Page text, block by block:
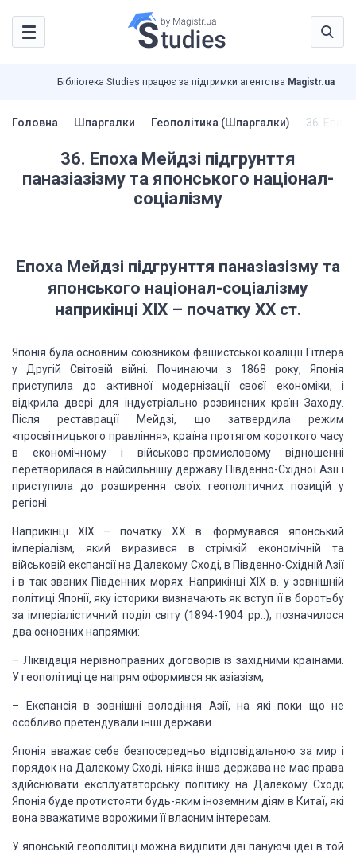
Бібліотека Studies працює за підтримки агентства Magistr.ua
Головна Шпаргалки Геополітика (Шпаргалки) 36. Епоха
36. Епоха Мейдзі підгрунття
паназіазізму та японського націонал-
соціалізму
Епоха Мейдзі підгрунття паназіазізму та
японського націонал-соціалізму
наприкінці ХІХ – початку ХХ ст.
Японія була основним союзником фашистськоїкоаліції Гітлера
у Другій Світовій війні. Починаючи з 1868 року, Японія
приступила до активної модернізації своєї економіки, і
відкрила двері для індустріально розвиненихкраїн Заходу.
Після реставрації Мейдзі, що затвердила режим
«просвітницького правління», країна протягом короткого часу
в економічному і військово-промисловому відношенні
перетворилася в найсильнішу державу Південно-Східної Азії і
приступила до розширення своїх геополітичних позицій у
регіоні.
Наприкінці XIX – початку XX в. формувався японський
імперіалізм, який виразився в стрімкій економічній та
військовій експансіїна Далекому Сході, в Південно-Східній Азії
і в так званих Південних морях. Наприкінці XIX в. у зовнішній
політиці Японії, яку історики визначають як вступ її в боротьбу
за імперіалістичний поділ світу (1894-1904 рр..), позначилося
два основних напрямки:
– Ліквідація нерівноправних договорів із західними країнами.
У геополітиці це напрям оформився як азіазізм;
– Експансія в зовнішні володіння Азії, на які поки що не
особливо претендували інші держави.
Японія вважає себе безпосередньо відповідальною за мир і
порядок на Далекому Сході, ніяка інша держава не має права
здійснювати експлуататорську політику на Далекому Сході;
Японія буде протистояти будь-яким іноземним діям в Китаї, які
вона вважатиме ворожими її власним інтересам.
У японській геополітиці можна виділити дві пануючі ідеї в той